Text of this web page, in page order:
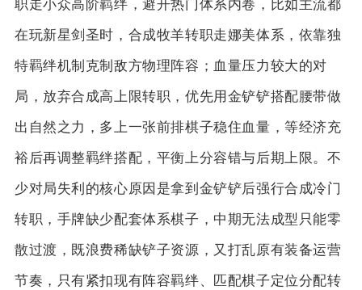
职走小众高阶羁绊，避开热门体系内卷，比如主流都
在玩新星剑圣时，合成牧羊转职走娜美体系，依靠独
特羁绊机制克制敌方物理阵容；血量压力较大的对
局，放弃合成高上限转职，优先用金铲铲搭配腰带做
出自然之力，多上一张前排棋子稳住血量，等经济充
裕后再调整羁绊搭配，平衡上分容错与后期上限。不
少对局失利的核心原因是拿到金铲铲后强行合成冷门
转职，手牌缺少配套体系棋子，中期无法成型只能零
散过渡，既浪费稀缺铲子资源，又打乱原有装备运营
节奏，只有紧扣现有阵容羁绊、匹配棋子定位分配转